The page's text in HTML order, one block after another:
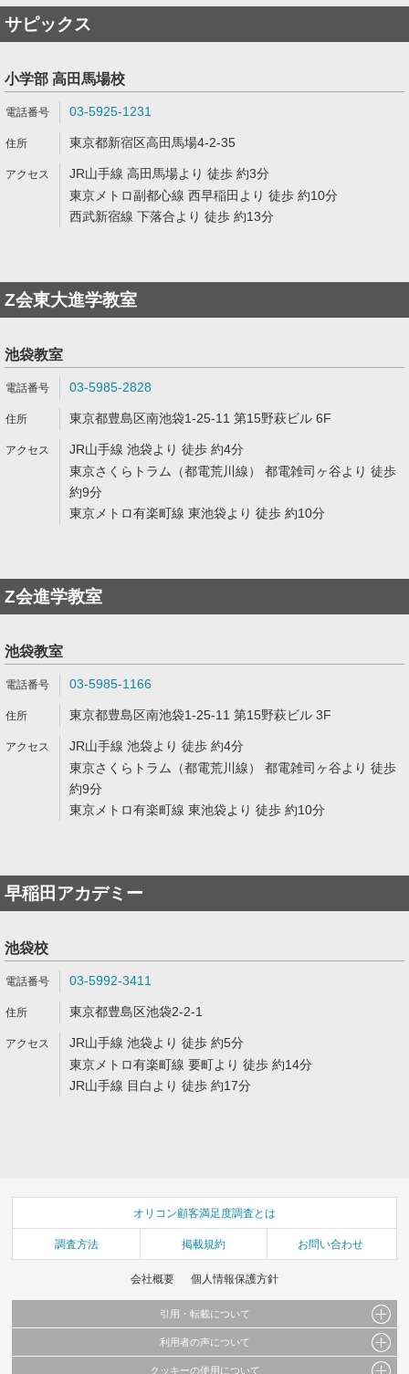
サピックス
小学部 高田馬場校
03-5925-1231
東京都新宿区高田馬場4-2-35
JR山手線 高田馬場より 徒歩 約3分
東京メトロ副都心線 西早稲田より 徒歩 約10分
西武新宿線 下落合より 徒歩 約13分
Z会東大進学教室
池袋教室
03-5985-2828
東京都豊島区南池袋1-25-11 第15野萩ビル 6F
JR山手線 池袋より 徒歩 約4分
東京さくらトラム（都電荒川線） 都電雑司ヶ谷より 徒歩
約9分
東京メトロ有楽町線 東池袋より 徒歩 約10分
Z会進学教室
池袋教室
03-5985-1166
東京都豊島区南池袋1-25-11 第15野萩ビル 3F
JR山手線 池袋より 徒歩 約4分
東京さくらトラム（都電荒川線） 都電雑司ヶ谷より 徒歩
約9分
東京メトロ有楽町線 東池袋より 徒歩 約10分
早稲田アカデミー
池袋校
03-5992-3411
東京都豊島区池袋2-2-1
JR山手線 池袋より 徒歩 約5分
東京メトロ有楽町線 要町より 徒歩 約14分
JR山手線 目白より 徒歩 約17分
オリコン顧客満足度調査とは
調査方法 掲載規約 お問い合わせ
会社概要 個人情報保護方針
引用・転載について
当サイトで公開されている情報（文字、写真、イラスト、画像データ等）及びこれらの配
利用者の声について
クッキーの使用について